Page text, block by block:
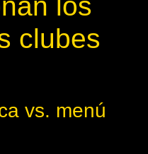
clubes
vs. menú